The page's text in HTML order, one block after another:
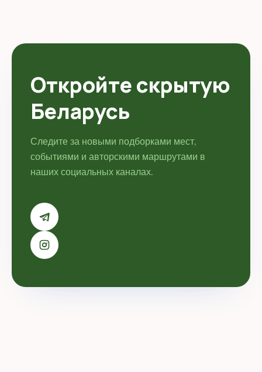
Откройте скрытую
Беларусь
Следите за новыми подборками мест,
событиями и авторскими маршрутами в
наших социальных каналах.